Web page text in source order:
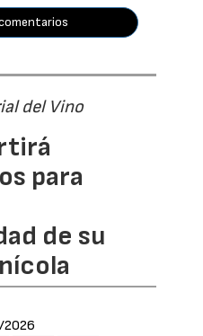
del Vino
para
de su